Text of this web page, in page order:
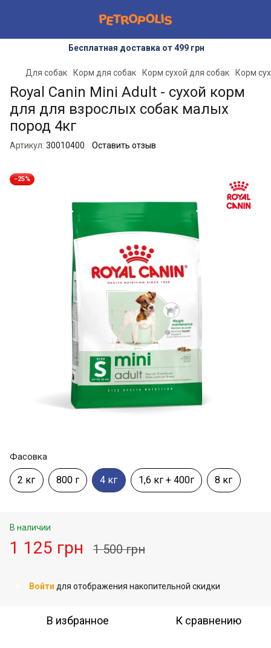
Бесплатная доставка от 499 грн
Для собак Корм для собак Корм сухой для собак Корм
Royal Canin Mini Adult - сухой корм
для для взрослых собак малых
пород 4кг
Артикул: 30010400 Оставить отзыв
−25%
Фасовка
2 кг 800 г 4 кг 1,6 кг + 400г 8 кг
В наличии
1 125 грн 1 500 грн
Войти для отображения накопительной скидки
В избранное К сравнению